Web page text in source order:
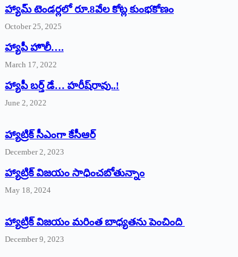
హ్యామ్‌ ‌టెండర్లలో రూ.8వేల కోట్ల కుంభకోణం
October 25, 2025
హ్యాపీ హొలీ….
March 17, 2022
హ్యాపీ బర్త్ ‌డే… హరీష్‌రావు..!
June 2, 2022
హ్యాట్రిక్‌ ‌సీఎంగా కేసీఆర్‌
December 2, 2023
హ్యాట్రిక్‌ విజయం సాధించబోతున్నాం
May 18, 2024
హ్యాట్రిక్ విజయం మరింత బాధ్యతను పెంచింది
December 9, 2023